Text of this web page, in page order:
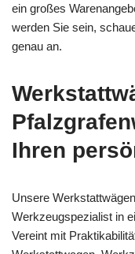
ein großes
werden Sie sein,
genau an.
Ihren
Unsere
Werkzeugspezialist in
Vereint mit